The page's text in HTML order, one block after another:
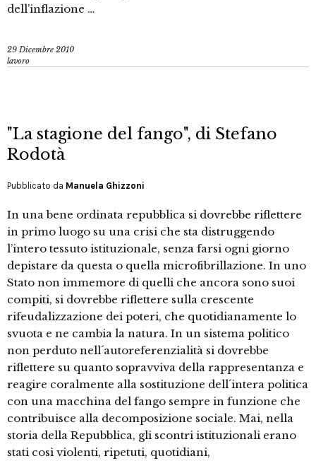
dell’inflazione …
29 Dicembre 2010
lavoro
"La stagione del fango", di Stefano
Rodotà
Pubblicato da Manuela Ghizzoni
In una bene ordinata repubblica si dovrebbe riflettere
in primo luogo su una crisi che sta distruggendo
l’intero tessuto istituzionale, senza farsi ogni giorno
depistare da questa o quella microfibrillazione. In uno
Stato non immemore di quelli che ancora sono suoi
compiti, si dovrebbe riflettere sulla crescente
rifeudalizzazione dei poteri, che quotidianamente lo
svuota e ne cambia la natura. In un sistema politico
non perduto nell´autoreferenzialità si dovrebbe
riflettere su quanto sopravviva della rappresentanza e
reagire coralmente alla sostituzione dell´intera politica
con una macchina del fango sempre in funzione che
contribuisce alla decomposizione sociale. Mai, nella
storia della Repubblica, gli scontri istituzionali erano
stati così violenti, ripetuti, quotidiani,